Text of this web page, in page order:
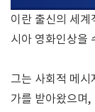
이란 출신의 세
시아 영화인상을
그는 사회적 메시
가를 받아왔으며,